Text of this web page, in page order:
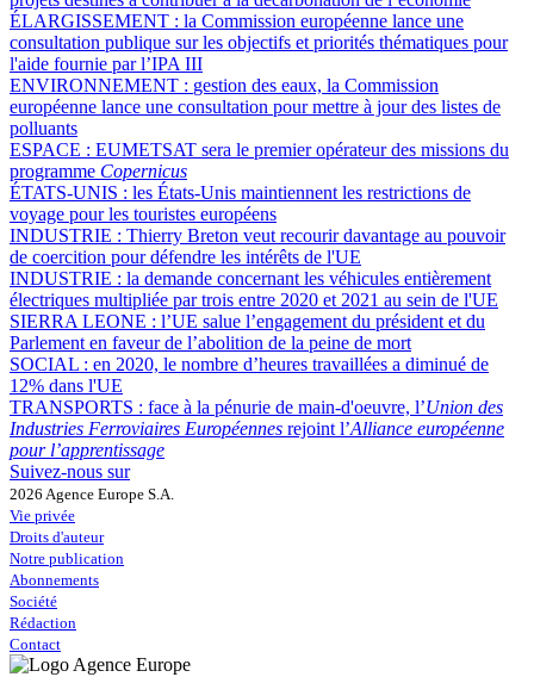
ÉLARGISSEMENT : la Commission européenne lance une
consultation publique sur les objectifs et priorités thématiques pour
l'aide fournie par l’IPA III
ENVIRONNEMENT : gestion des eaux, la Commission
européenne lance une consultation pour mettre à jour des listes de
polluants
ESPACE : EUMETSAT sera le premier opérateur des missions du
programme Copernicus
ÉTATS-UNIS : les États-Unis maintiennent les restrictions de
voyage pour les touristes européens
INDUSTRIE : Thierry Breton veut recourir davantage au pouvoir
de coercition pour défendre les intérêts de l'UE
INDUSTRIE : la demande concernant les véhicules entièrement
électriques multipliée par trois entre 2020 et 2021 au sein de l'UE
SIERRA LEONE : l’UE salue l’engagement du président et du
Parlement en faveur de l’abolition de la peine de mort
SOCIAL : en 2020, le nombre d’heures travaillées a diminué de
12% dans l'UE
TRANSPORTS : face à la pénurie de main-d'oeuvre, l’Union des
Industries Ferroviaires Européennes rejoint l’Alliance européenne
pour l’apprentissage
Suivez-nous sur
2026 Agence Europe S.A.
Vie privée
Droits d'auteur
Notre publication
Abonnements
Société
Rédaction
Contact